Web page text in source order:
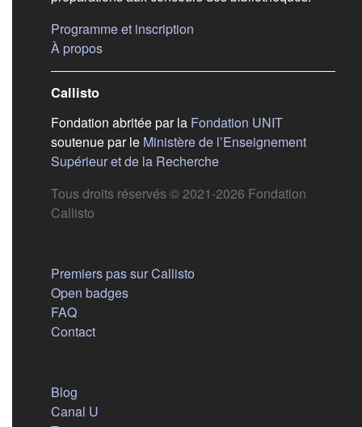
Programme et inscription
À propos(s'ouvre dans un nouvel onglet)
Callisto
Fondation abritée par la Fondation UNIT(s'ouvre
soutenue par le Ministère de l’Enseignement
Supérieur et de la Recherche(s'ouvre dans un nouvel
Tous droits réservés © 2021-2026 Fondation
Callisto
Premiers pas sur Callisto
Open badges
FAQ
Contact
Blog
Canal U